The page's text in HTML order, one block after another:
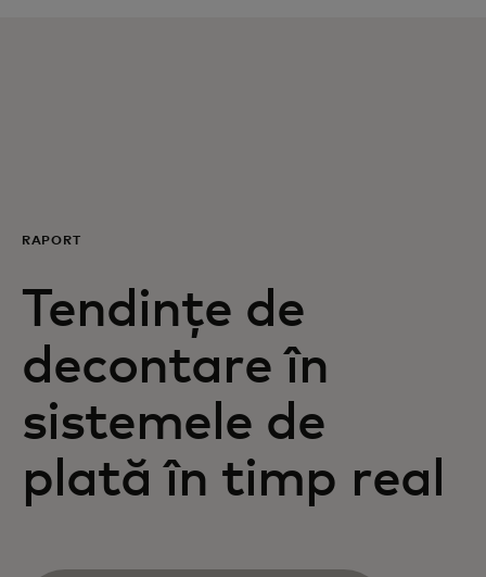
Pentru inovatori
Știri și tendințe
RAPORT
Tendințe de
decontare în
sistemele de
plată în timp real